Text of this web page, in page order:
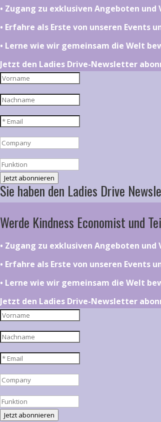
•⁠ ⁠⁠Zugang zu exklusiven Angeboten
•⁠ ⁠⁠Erfahre als Erste von unseren
•⁠ ⁠⁠Lerne wie wir gemeinsam die Welt
Jetzt den Ladies Drive-Newsletter
Jetzt abonnieren
Sie haben den Ladies Drive
Werde Kindness Economist und
•⁠ ⁠⁠Zugang zu exklusiven Angeboten
•⁠ ⁠⁠Erfahre als Erste von unseren
•⁠ ⁠⁠Lerne wie wir gemeinsam die Welt
Jetzt den Ladies Drive-Newsletter
Jetzt abonnieren